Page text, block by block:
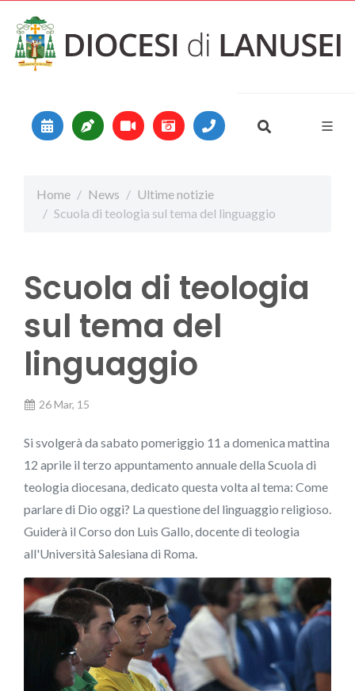
Main Navigation
Home News
Ultime notizie
Scuola di teologia sul tema del linguaggio
Scuola di teologia
sul tema del
linguaggio
26 Mar, 15
Si svolgerà da sabato pomeriggio 11 a domenica mattina
12 aprile il terzo appuntamento annuale della Scuola di
teologia diocesana, dedicato questa volta al tema: Come
parlare di Dio oggi? La questione del linguaggio religioso.
Guiderà il Corso don Luis Gallo, docente di teologia
all'Università Salesiana di Roma.